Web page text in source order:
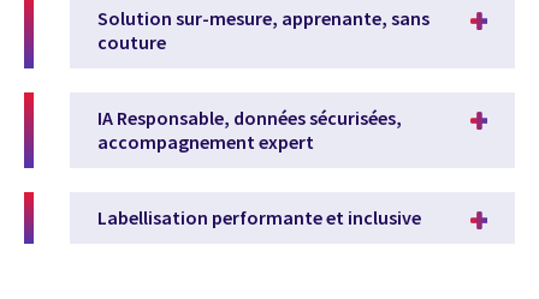
Solution sur-mesure, apprenante, sans
couture
IA Responsable, données sécurisées,
accompagnement expert
Labellisation performante et inclusive